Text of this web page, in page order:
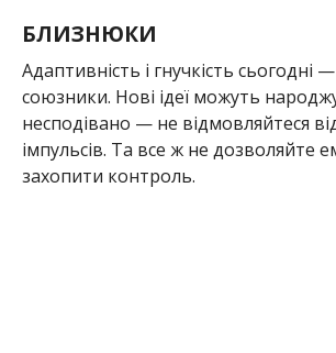
БЛИЗНЮКИ
Адаптивність і гнучкість сьогодні
союзники. Нові ідеї можуть
несподівано — не відмовляйтеся
імпульсів. Та все ж не дозволяйте
захопити контроль.